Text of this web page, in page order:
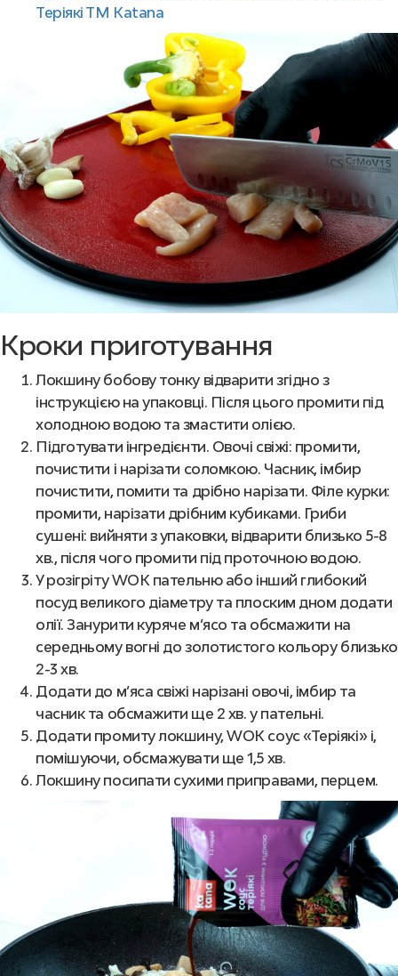
Теріякі ТМ Каtаnа
Кроки приготування
Локшину бобову тонку відварити згідно з
інструкцією на упаковці. Після цього промити під
холодною водою та змастити олією.
Підготувати інгредієнти. Овочі свіжі: промити,
почистити і нарізати соломкою. Часник, імбир
почистити, помити та дрібно нарізати. Філе курки:
промити, нарізати дрібним кубиками. Гриби
сушені: вийняти з упаковки, відварити близько 5-8
хв., після чого промити під проточною водою.
У розігріту WOK пательню або інший глибокий
посуд великого діаметру та плоским дном додати
олії. Занурити куряче м’ясо та обсмажити на
середньому вогні до золотистого кольору близько
2-3 хв.
Додати до м’яса свіжі нарізані овочі, імбир та
часник та обсмажити ще 2 хв. у пательні.
Додати промиту локшину, WOK соус «Теріякі» і,
помішуючи, обсмажувати ще 1,5 хв.
Локшину посипати сухими приправами, перцем.